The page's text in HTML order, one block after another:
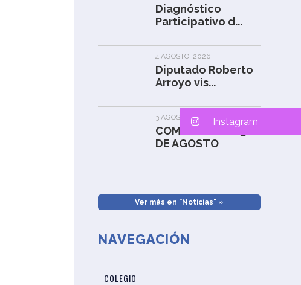
Diagnóstico
Participativo d...
4 AGOSTO, 2026
Diputado Roberto
Arroyo vis...
3 AGOSTO, 2026
COMUNICADO 03
DE AGOSTO
Ver más en "Noticias" »
NAVEGACIÓN
COLEGIO
Instagram